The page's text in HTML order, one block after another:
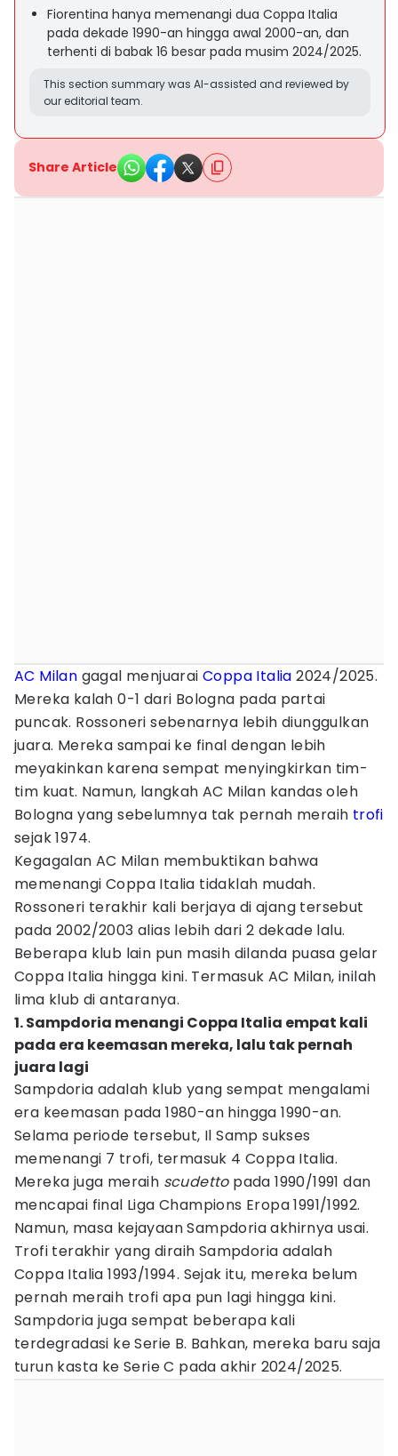
Fiorentina hanya memenangi dua Coppa Italia
pada dekade 1990-an hingga awal 2000-an, dan
terhenti di babak 16 besar pada musim 2024/2025.
This section summary was AI-assisted and reviewed by
our editorial team.
Share Article
AC Milan gagal menjuaraiCoppa Italia 2024/2025.
Mereka kalah 0-1 dari Bologna pada partai
puncak. Rossoneri sebenarnya lebih diunggulkan
juara. Mereka sampai ke final dengan lebih
meyakinkan karena sempat menyingkirkan tim-
tim kuat. Namun, langkah AC Milan kandas oleh
Bologna yang sebelumnya tak pernah meraih trofi
sejak 1974.
Kegagalan AC Milan membuktikan bahwa
memenangi Coppa Italia tidaklah mudah.
Rossoneri terakhir kali berjaya di ajang tersebut
pada 2002/2003 alias lebih dari 2 dekade lalu.
Beberapa klub lain pun masih dilanda puasa gelar
Coppa Italia hingga kini. Termasuk AC Milan, inilah
lima klub di antaranya.
1. Sampdoria menangi Coppa Italia empat kali
pada era keemasan mereka, lalu tak pernah
juara lagi
Sampdoria adalah klub yang sempat mengalami
era keemasan pada 1980-an hingga 1990-an.
Selama periode tersebut, Il Samp sukses
memenangi 7 trofi, termasuk 4 Coppa Italia.
Mereka juga meraih scudettopada 1990/1991 dan
mencapai final Liga Champions Eropa 1991/1992.
Namun, masa kejayaan Sampdoria akhirnya usai.
Trofi terakhir yang diraih Sampdoria adalah
Coppa Italia 1993/1994. Sejak itu, mereka belum
pernah meraih trofi apa pun lagi hingga kini.
Sampdoria juga sempat beberapa kali
terdegradasi ke Serie B. Bahkan, mereka baru saja
turun kasta ke Serie C pada akhir 2024/2025.